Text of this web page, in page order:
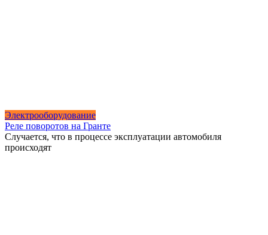
Электрооборудование
Реле поворотов на Гранте
Случается, что в процессе эксплуатации автомобиля
происходят